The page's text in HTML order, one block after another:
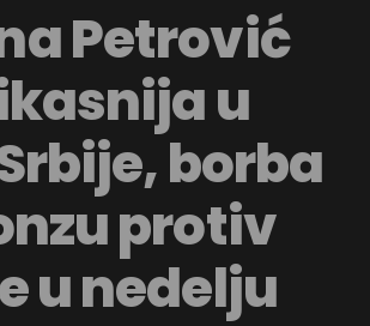
Petrović
u
borba
protiv
u nedelju